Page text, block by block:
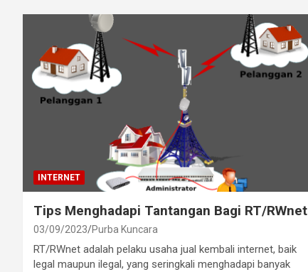
INTERNET
Tips Menghadapi Tantangan Bagi RT/RWnet
03/09/2023 Purba Kuncara
RT/RWnet adalah pelaku usaha jual kembali internet, baik
legal maupun ilegal, yang seringkali menghadapi banyak